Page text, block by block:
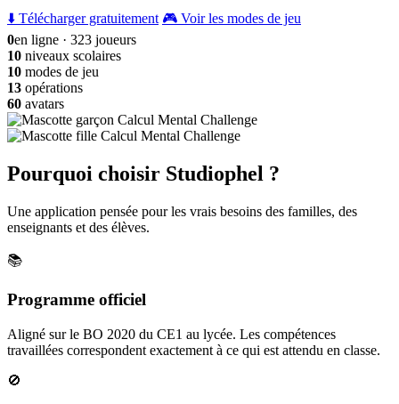
⬇️ Télécharger gratuitement 🎮 Voir les modes de jeu
0en ligne · 323 joueurs
10 niveaux scolaires
10 modes de jeu
13 opérations
60 avatars
Pourquoi choisir Studiophel ?
Une application pensée pour les vrais besoins des familles, des
enseignants et des élèves.
📚
Programme officiel
Aligné sur le BO 2020 du CE1 au lycée. Les compétences
travaillées correspondent exactement à ce qui est attendu en classe.
🚫